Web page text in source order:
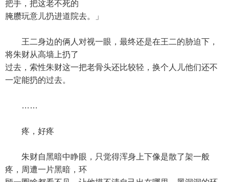
把手，把这老不死的
腌臜玩意儿扔进道院去。」
王二身边的俩人对视一眼，最终还是在王二的胁迫下，
将朱财从高墙上扔了
过去，索性朱财这一把老骨头还比较轻，换个人儿他们还不
一定能扔的过去。
……
疼，好疼
朱财自黑暗中睁眼，只觉得浑身上下像是散了架一般
疼，周遭一片黑暗，环